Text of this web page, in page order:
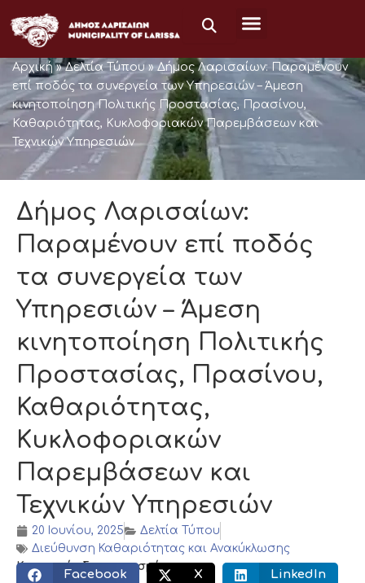
στο
περιεχόμενο
Αρχική »Δελτία Τύπου»Δήμος Λαρισαίων: Παραμένουν
επί ποδός τα συνεργεία των Υπηρεσιών – Άμεση
κινητοποίηση Πολιτικής Προστασίας, Πρασίνου,
Καθαριότητας, Κυκλοφοριακών Παρεμβάσεων και
Τεχνικών Υπηρεσιών
Δήμος Λαρισαίων:
Παραμένουν επί ποδός
τα συνεργεία των
Υπηρεσιών – Άμεση
κινητοποίηση Πολιτικής
Προστασίας, Πρασίνου,
Καθαριότητας,
Κυκλοφοριακών
Παρεμβάσεων και
Τεχνικών Υπηρεσιών
20 Ιουνίου, 2025
Δελτία Τύπου
Διεύθυνση Καθαριότητας και Ανακύκλωσης
Κοινωνικός διαμοιρασμός:
Facebook X LinkedIn